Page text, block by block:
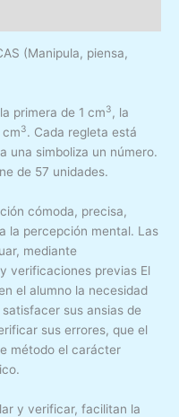
(Manipula, piensa,
primera de 1 cm3 , la
cm3. Cada regleta está
una simboliza un número.
de 57 unidades.
cómoda, precisa,
la percepción mental. Las
mediante
verificaciones previas El
el alumno la necesidad
sus ansias de
sus errores, que el
método el carácter
y verificar, facilitan la